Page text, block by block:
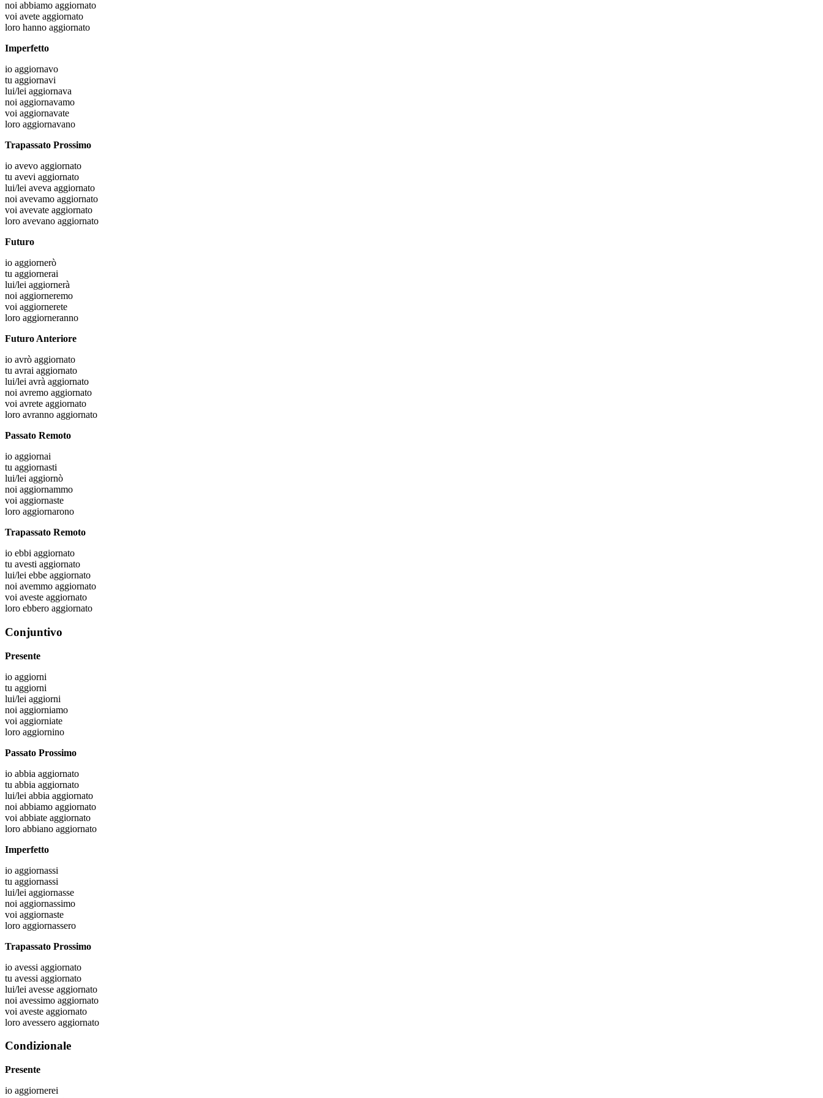
noi abbiamo aggiornato
voi avete aggiornato
loro hanno aggiornato
Imperfetto
io aggiornavo
tu aggiornavi
lui/lei aggiornava
noi aggiornavamo
voi aggiornavate
loro aggiornavano
Trapassato Prossimo
io avevo aggiornato
tu avevi aggiornato
lui/lei aveva aggiornato
noi avevamo aggiornato
voi avevate aggiornato
loro avevano aggiornato
Futuro
io aggiornerò
tu aggiornerai
lui/lei aggiornerà
noi aggiorneremo
voi aggiornerete
loro aggiorneranno
Futuro Anteriore
io avrò aggiornato
tu avrai aggiornato
lui/lei avrà aggiornato
noi avremo aggiornato
voi avrete aggiornato
loro avranno aggiornato
Passato Remoto
io aggiornai
tu aggiornasti
lui/lei aggiornò
noi aggiornammo
voi aggiornaste
loro aggiornarono
Trapassato Remoto
io ebbi aggiornato
tu avesti aggiornato
lui/lei ebbe aggiornato
noi avemmo aggiornato
voi aveste aggiornato
loro ebbero aggiornato
Conjuntivo
Presente
io aggiorni
tu aggiorni
lui/lei aggiorni
noi aggiorniamo
voi aggiorniate
loro aggiornino
Passato Prossimo
io abbia aggiornato
tu abbia aggiornato
lui/lei abbia aggiornato
noi abbiamo aggiornato
voi abbiate aggiornato
loro abbiano aggiornato
Imperfetto
io aggiornassi
tu aggiornassi
lui/lei aggiornasse
noi aggiornassimo
voi aggiornaste
loro aggiornassero
Trapassato Prossimo
io avessi aggiornato
tu avessi aggiornato
lui/lei avesse aggiornato
noi avessimo aggiornato
voi aveste aggiornato
loro avessero aggiornato
Condizionale
Presente
io aggiornerei